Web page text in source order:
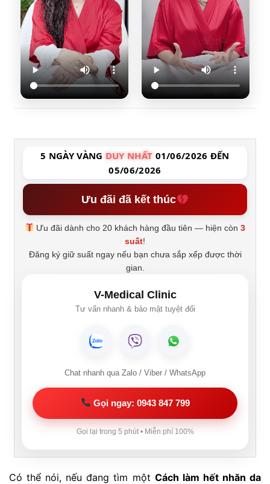
5 NGÀY VÀNG DUY NHẤT 01/06/2026 ĐẾN
05/06/2026
Ưu đãi đã kết thúc
Ưu đãi dành cho 20 khách hàng đầu tiên — hiện còn3
suất!
Đăng ký giữ suất ngay nếu bạn chưa sắp xếp được thời
gian.
V-Medical Clinic
Tư vấn nhanh & bảo mật tuyệt đối
Chat nhanh qua Zalo / Viber / WhatsApp
Gọi ngay: 0943 847 799
Gọi lại trong 5 phút • Miễn phí 100%
Có thể nói, nếu đang tìm một Cách làm hết nhăn da